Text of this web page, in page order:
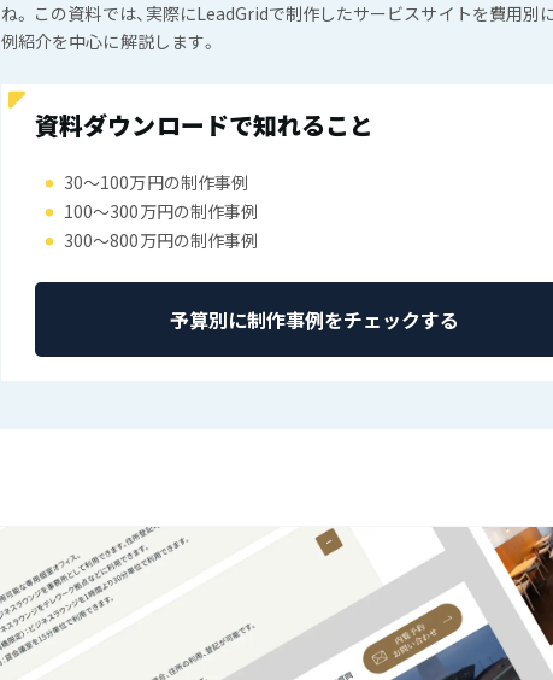
ね。 この資料では、実際にLeadGridで制作したサービスサイトを費用別
例紹介を中心に解説します。
資料ダウンロードで知れること
30〜100万円の制作事例
100〜300万円の制作事例
300〜800万円の制作事例
予算別に制作事例をチェックする